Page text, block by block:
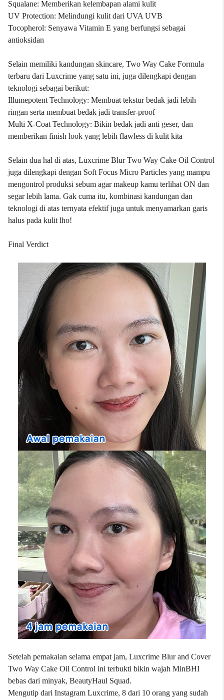
Squalane: Memberikan kelembapan alami kulit
UV Protection: Melindungi kulit dari UVA UVB
Tocopherol: Senyawa Vitamin E yang berfungsi sebagai
antioksidan
Selain memiliki kandungan skincare, Two Way Cake Formula
terbaru dari Luxcrime yang satu ini, juga dilengkapi dengan
teknologi sebagai berikut:
Illumepotent Technology: Membuat tekstur bedak jadi lebih
ringan serta membuat bedak jadi transfer-proof
Multi X-Coat Technology: Bikin bedak jadi anti geser, dan
memberikan finish look yang lebih flawless di kulit kita
Selain dua hal di atas, Luxcrime Blur Two Way Cake Oil Control
juga dilengkapi dengan Soft Focus Micro Particles yang mampu
mengontrol produksi sebum agar makeup kamu terlihat ON dan
segar lebih lama. Gak cuma itu, kombinasi kandungan dan
teknologi di atas ternyata efektif juga untuk menyamarkan garis
halus pada kulit lho!
Final Verdict
Setelah pemakaian selama empat jam, Luxcrime Blur and Cover
Two Way Cake Oil Control ini terbukti bikin wajah MinBHI
bebas dari minyak, BeautyHaul Squad.
Mengutip dari Instagram Luxcrime, 8 dari 10 orang yang sudah